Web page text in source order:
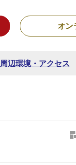
オン
周辺環境・ アクセス